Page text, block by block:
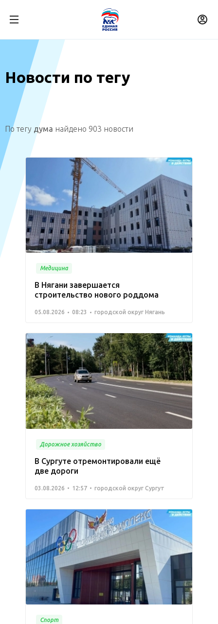
Новости по тегу
По тегу дума найдено 903 новости
Медицина
В Нягани завершается
строительство нового роддома
05.08.2026 08:23 городской округ Нягань
Дорожное хозяйство
В Сургуте отремонтировали ещё
две дороги
03.08.2026 12:57 городской округ Сургут
Спорт